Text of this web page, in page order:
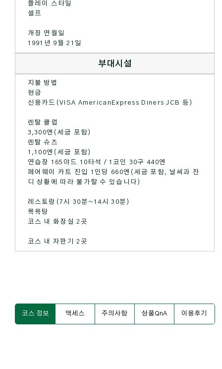
플레이 스타일
셀프
개장 연월일
1991년 9월 21일
부대시설
지불 방법
현금
신용카드(VISA AmericanExpress Diners JCB 등)
렌탈 클럽
3,300엔(세금 포함)
렌탈 슈즈
1,100엔(세금 포함)
연습장 165야드 10타석 / 1코인 30구 440엔
페어웨이 카트 진입 1인당 660엔(세금 포함, 날씨과 잔
디 상황에 따라 불가할 수 있습니다)
레스토랑(7시 30분~14시 30분)
목욕탕
코스 내 화장실 2곳
코스 내 자판기 2곳
코스 정보 액세스 주의사항 상품QnA 이용후기